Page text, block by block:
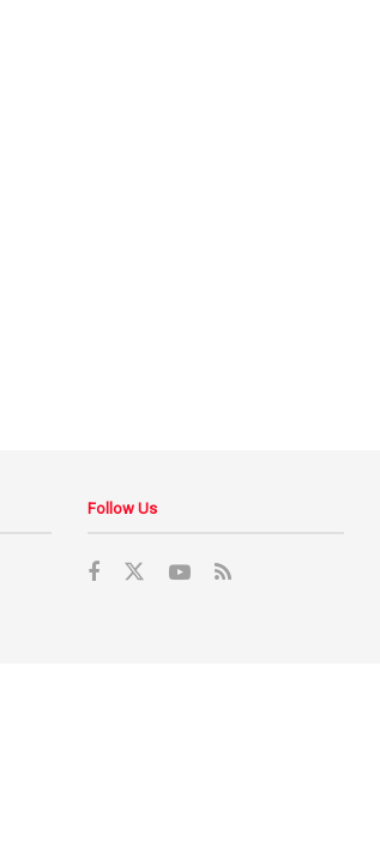
Follow Us